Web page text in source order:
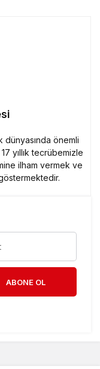
önemli
yıllık tecrübemizle
ilham vermek ve
ABONE OL